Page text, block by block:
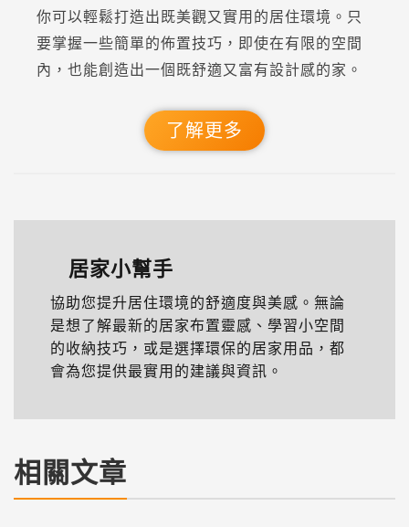
你可以輕鬆打造出既美觀又實用的居住環境。只
要掌握一些簡單的佈置技巧，即使在有限的空間
內，也能創造出一個既舒適又富有設計感的家。
了解更多
居家小幫手
協助您提升居住環境的舒適度與美感。無論
是想了解最新的居家布置靈感、學習小空間
的收納技巧，或是選擇環保的居家用品，都
會為您提供最實用的建議與資訊。
相關文章